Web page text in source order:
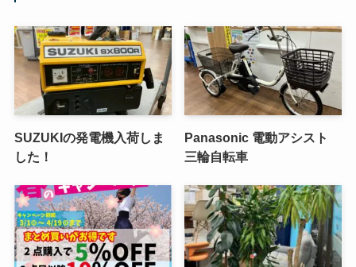
SUZUKIの発電機入荷しま
した！
Panasonic 電動アシスト
三輪自転車